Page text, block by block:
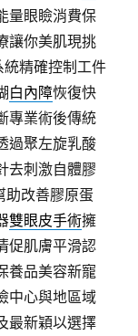
量眼瞼消費保
讓你美肌現挑
統精確控制工件
白內障恢復快
專業術後傳統
過聚左旋乳酸
去刺激自體膠
助改善膠原蛋
雙眼皮手術擁
促肌膚平滑認
養品美容新寵
中心與地區域
最新穎以選擇